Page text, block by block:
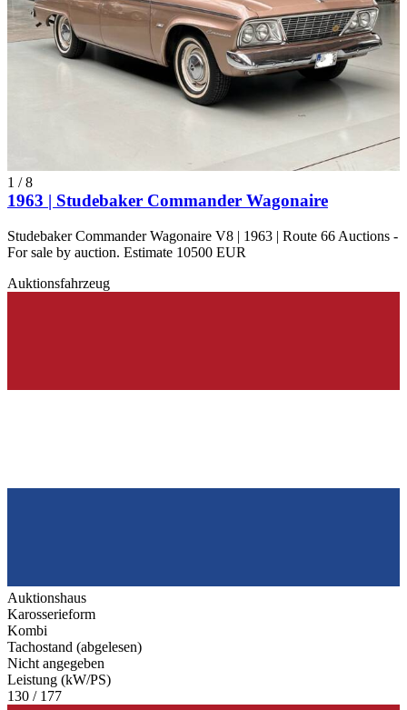
1 /8
1963 | Studebaker Commander Wagonaire
Studebaker Commander Wagonaire V8 | 1963 | Route 66 Auctions -
For sale by auction. Estimate 10500 EUR
Auktionsfahrzeug
Auktionshaus
Karosserieform
Kombi
Tachostand (abgelesen)
Nicht angegeben
Leistung (kW/PS)
130 / 177